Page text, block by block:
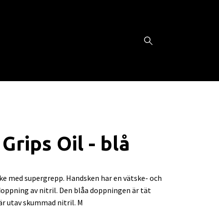
Oil - blå
med supergrepp. Handsken har en vätske- och
av nitril. Den blåa doppningen är tät
utav skummad nitril. M